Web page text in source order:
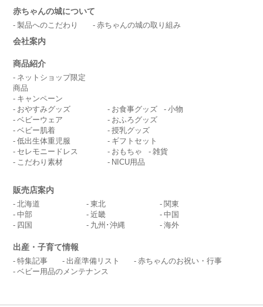
赤ちゃんの城について
製品へのこだわり 赤ちゃんの城の取り組み
会社案内
商品紹介
ネットショップ限定
商品
キャンペーン
おやすみグッズ
ベビーウェア
ベビー肌着
低出生体重児服
セレモニードレス
こだわり素材
お食事グッズ
小物
おふろグッズ
授乳グッズ
ギフトセット
おもちゃ
雑貨
NICU用品
販売店案内
北海道 東北
関東
中部
近畿
中国
四国
九州･沖縄 海外
出産・子育て情報
特集記事 出産準備リスト
赤ちゃんのお祝い・行事
ベビー用品のメンテナンス